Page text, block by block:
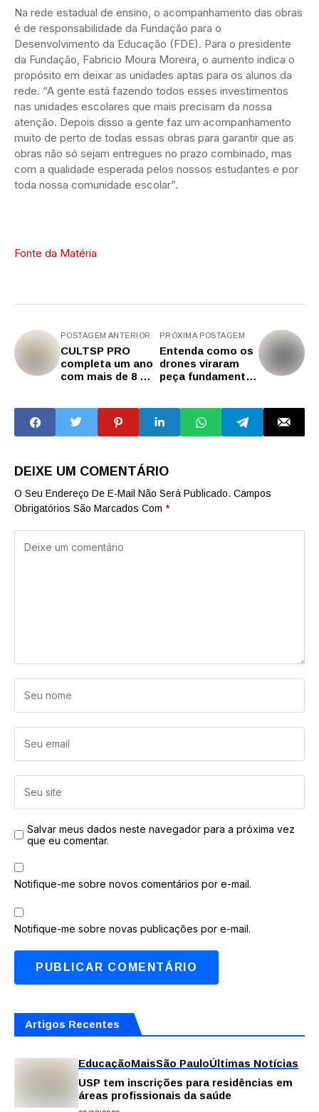
Na rede estadual de ensino, o acompanhamento das obras
é de responsabilidade da Fundação para o
Desenvolvimento da Educação (FDE). Para o presidente
da Fundação, Fabricio Moura Moreira, o aumento indica o
propósito em deixar as unidades aptas para os alunos da
rede. “A gente está fazendo todos esses investimentos
nas unidades escolares que mais precisam da nossa
atenção. Depois disso a gente faz um acompanhamento
muito de perto de todas essas obras para garantir que as
obras não só sejam entregues no prazo combinado, mas
com a qualidade esperada pelos nossos estudantes e por
toda nossa comunidade escolar”.
Fonte da Matéria
POSTAGEM ANTERIOR
CULTSP PRO
completa um ano
com mais de 8 mil
referência em
formação para a
economia criativa
PRÓXIMA POSTAGEM
Entenda como os
drones viraram
peça fundamental
polícia em SP
DEIXE UM COMENTÁRIO
O Seu Endereço De E-Mail Não Será Publicado. Campos
Obrigatórios São Marcados Com *
Salvar meus dados neste navegador para a próxima vez
que eu comentar.
Notifique-me sobre novos comentários por e-mail.
Notifique-me sobre novas publicações por e-mail.
Artigos Recentes
EducaçãoMaisSão PauloÚltimas Notícias
USP tem inscrições para residências em
áreas profissionais da saúde